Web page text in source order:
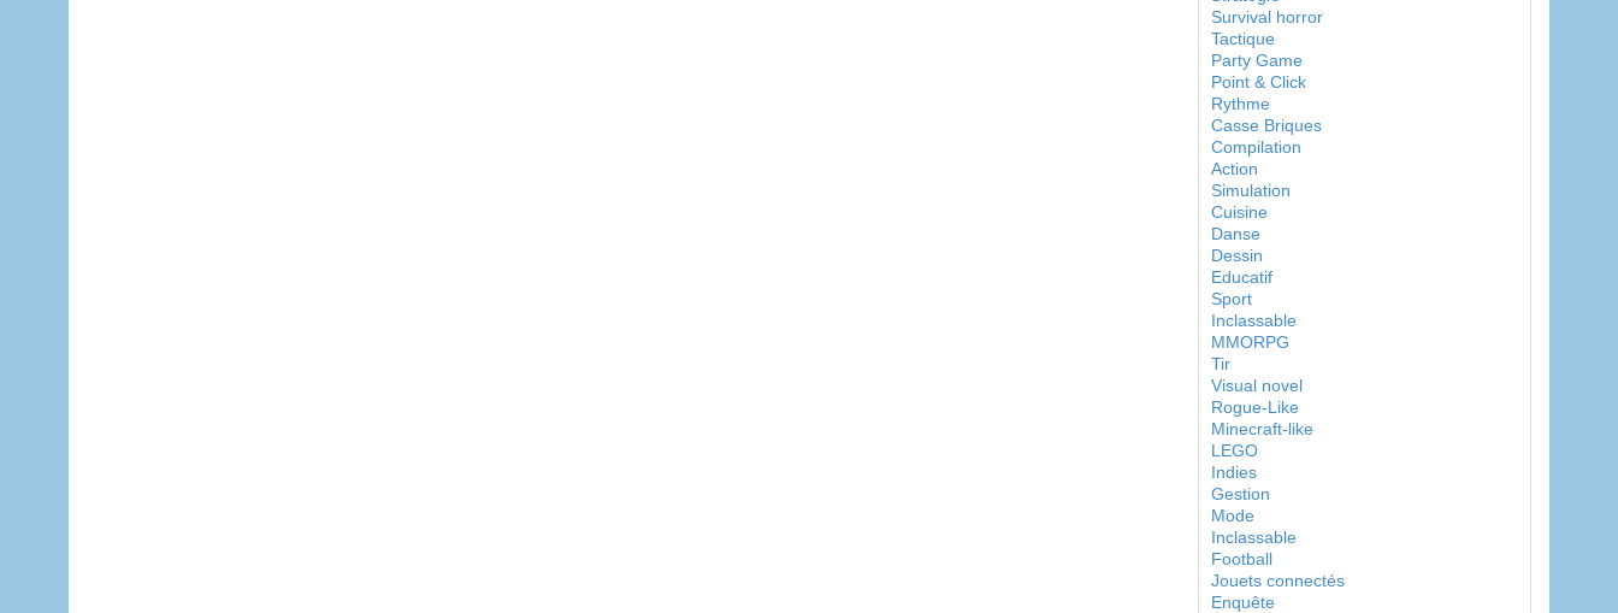
Survival horror
Tactique
Party Game
Point & Click
Rythme
Casse Briques
Compilation
Action
Simulation
Cuisine
Danse
Dessin
Educatif
Sport
Inclassable
MMORPG
Tir
Visual novel
Rogue-Like
Minecraft-like
LEGO
Indies
Gestion
Mode
Inclassable
Football
Jouets connectés
Enquête